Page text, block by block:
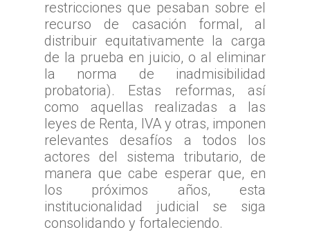
restricciones que pesaban sobre el
recurso de casación formal, al
distribuir equitativamente la carga
de la prueba en juicio, o al eliminar
la norma de inadmisibilidad
probatoria). Estas reformas, así
como aquellas realizadas a las
leyes de Renta, IVA y otras, imponen
relevantes desafíos a todos los
actores del sistema tributario, de
manera que cabe esperar que, en
los próximos años, esta
institucionalidad judicial se siga
consolidando y fortaleciendo.